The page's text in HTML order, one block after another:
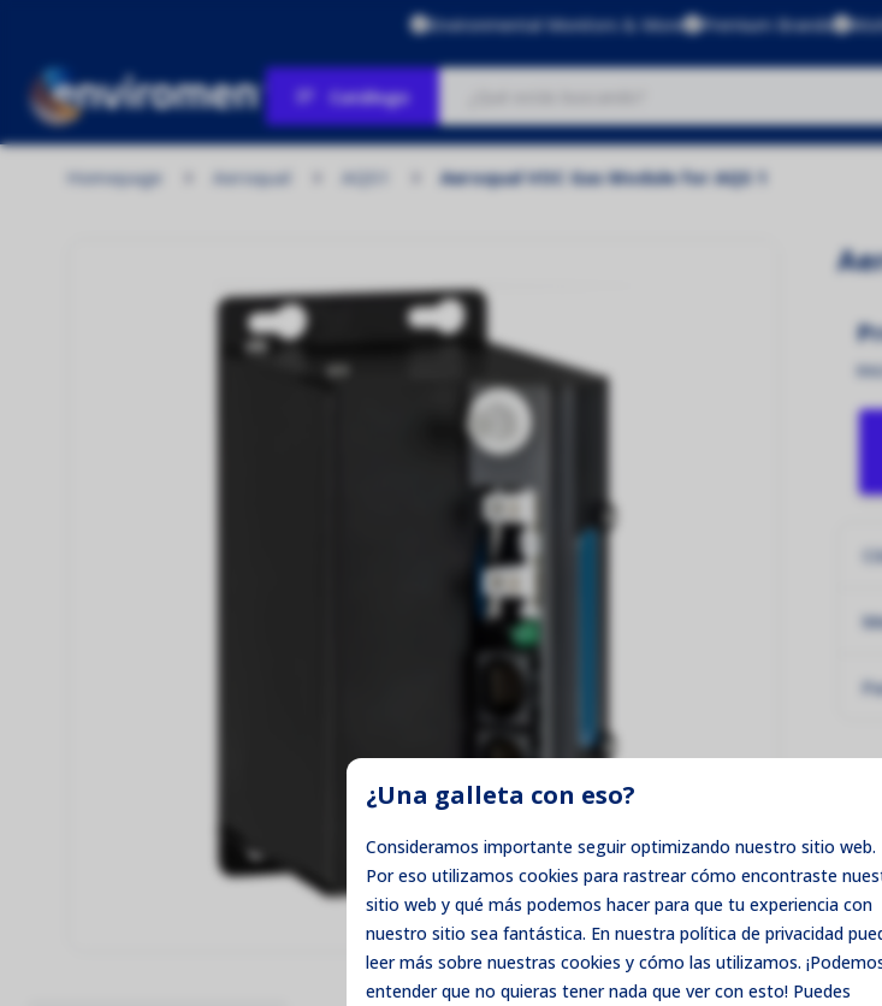
¿Una galleta con eso?
Consideramos importante seguir optimizando nuestro sitio web.
Por eso utilizamos cookies para rastrear cómo encontraste
sitio web y qué más podemos hacer para que tu experiencia con
nuestro sitio sea fantástica. En nuestra política de privacidad
leer más sobre nuestras cookies y cómo las utilizamos.
entender que no quieras tener nada que ver con esto! Puedes
Environmental Monitors & More Premium Brands
Catálogo
No se
Homepage Aeroqual AQS1 Aeroqual VOC Gas Module for AQS 1